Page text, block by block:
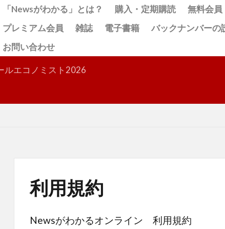
「Newsがわかる」とは？ 購入・定期購読
無料会員
プレミアム会員
雑誌 電子書籍
バックナンバーの
お問い合わせ
ルエコノミスト2026
利用規約
Newsがわかるオンライン 利用規約
検索